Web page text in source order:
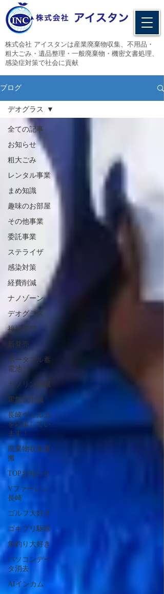
​株式会社 アイスタンは産業廃棄物収集、不用品・
粗大ごみ・遺品整理・一般廃棄物・機密文書処理、
感染症対策で社会に貢献
ブログ
全ての記事
お知らせ
粗大ごみ
レンタル事業
まめ知識
趣味のお部屋
その他事業
委託事業
ステライザ
感染対策
経費削減
ナノゾーン
デオグラス
福祉部門
新発売
ポータブル蓄
電池
ガソリン削減
電気代削減
長崎ヴェルカ
を応援してい
ます！
廃棄物収集運
搬
TOPお知らせ
Vファーレン
長崎
ゴルフ大好き
ゴキブリ駆除
魚釣り大好き
パソコンデー
タ消去
AIインカム
デオグラス